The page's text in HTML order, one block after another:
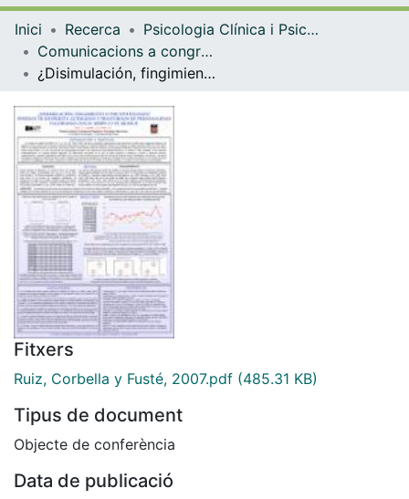
Navega per tot el DD
Com publicar
Inici Recerca
Psicologia Clínica i Psicobiologia
Comunicacions a congressos (Psicologia Clínica i Psicobiologia)
¿Disimulación, fingimiento o psicopatología? perfiles de respuesta alterados y trastornos de personalidad valorados con el MMPI-2 y el MCMI-II
Fitxers
Ruiz, Corbella y Fusté, 2007.pdf (485.31 KB)
Tipus de document
Objecte de conferència
Data de publicació